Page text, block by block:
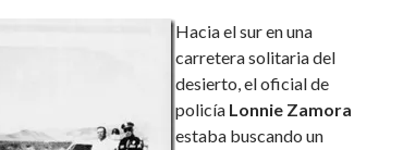
Hacia el sur en una
carretera solitaria del
desierto, el oficial de
policía Lonnie Zamora
estaba buscando un